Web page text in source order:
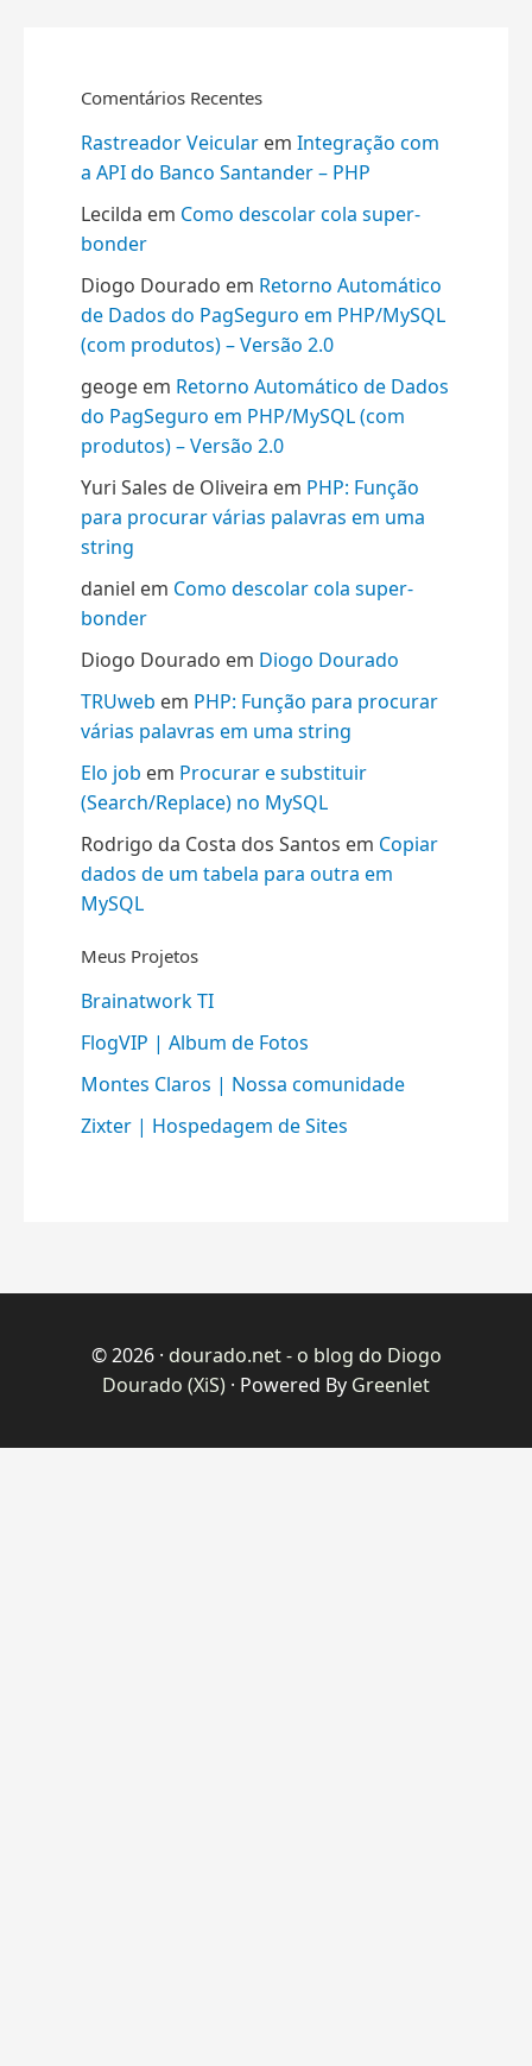
Comentários Recentes
Rastreador Veicular em Integração com
a API do Banco Santander – PHP
Lecilda em Como descolar cola super-
bonder
Diogo Dourado em Retorno Automático
de Dados do PagSeguro em PHP/MySQL
(com produtos) – Versão 2.0
geoge em Retorno Automático de Dados
do PagSeguro em PHP/MySQL (com
produtos) – Versão 2.0
Yuri Sales de Oliveira em PHP: Função
para procurar várias palavras em uma
string
daniel em Como descolar cola super-
bonder
Diogo Dourado em Diogo Dourado
TRUweb em PHP: Função para procurar
várias palavras em uma string
Elo job em Procurar e substituir
(Search/Replace) no MySQL
Rodrigo da Costa dos Santos em Copiar
dados de um tabela para outra em
MySQL
Meus Projetos
Brainatwork TI
FlogVIP | Album de Fotos
Montes Claros | Nossa comunidade
Zixter | Hospedagem de Sites
© 2026 · dourado.net - o blog do Diogo
Dourado (XiS) · Powered By Greenlet